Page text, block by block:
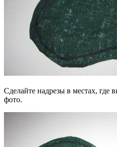
Сделайте надрезы в местах, где
фото.